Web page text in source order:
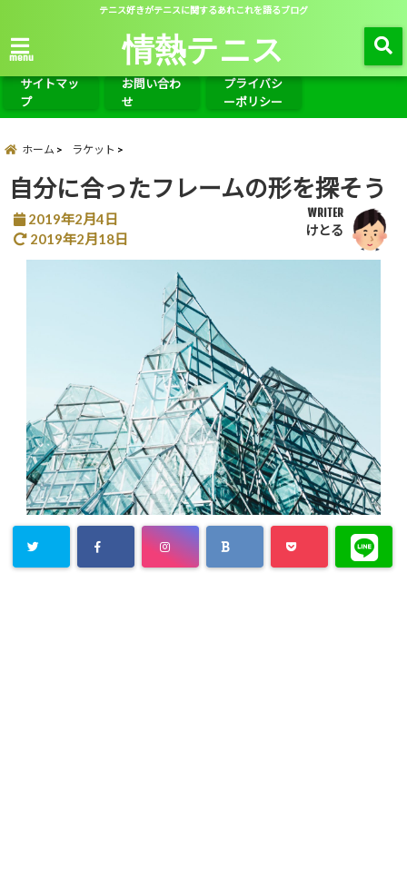
テニス好きがテニスに関するあれこれを語るブログ
menu 情熱テニス
サイトマッ
プ
お問い合わ
せ
プライバシ
ーポリシー
ホーム ラケット
自分に合ったフレームの形を探そう
2019年2月4日
2019年2月18日
WRITER
けとる